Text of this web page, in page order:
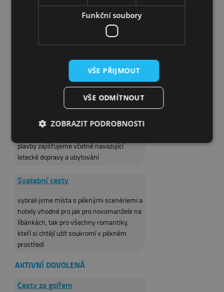
Pokud máte svou vlastní představu, která
místa v Řecku či na řeckých ostrovech
chcete navštívit, zajistíme pro vás
ubytování, letenky i lodní lístky, nabízíme
Plavby po Egejském moři
jsou skvělou možností, jak poznat během
plavby zajišťujeme včetně navazující
letecké dopravy a ubytování
Svatební cesty
vybrali jsme místa s pěknými scenériemi a
hotely vhodné pro jak pro novomanžele na
líbánkách, tak pro všechny romantiky,
kteří si chtějí užít soukromí v pěkném
prostředí
AKTIVNÍ DOVOLENÁ
Cesty za golfem
Funkční soubory
VŠE PŘIJMOUT
VŠE ODMÍTNOUT
ZOBRAZIT PODROBNOSTI